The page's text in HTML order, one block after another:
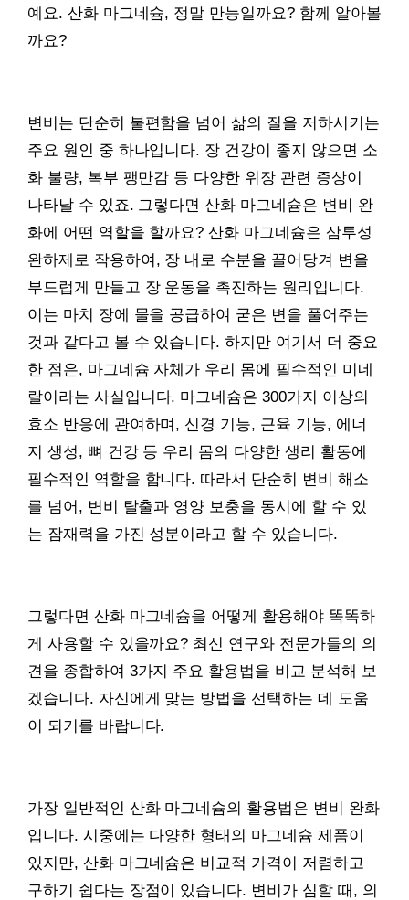
예요. 산화 마그네슘, 정말 만능일까요? 함께 알아볼
까요?
변비는 단순히 불편함을 넘어 삶의 질을 저하시키는
주요 원인 중 하나입니다. 장 건강이 좋지 않으면 소
화 불량, 복부 팽만감 등 다양한 위장 관련 증상이
나타날 수 있죠. 그렇다면 산화 마그네슘은 변비 완
화에 어떤 역할을 할까요? 산화 마그네슘은 삼투성
완하제로 작용하여, 장 내로 수분을 끌어당겨 변을
부드럽게 만들고 장 운동을 촉진하는 원리입니다.
이는 마치 장에 물을 공급하여 굳은 변을 풀어주는
것과 같다고 볼 수 있습니다. 하지만 여기서 더 중요
한 점은, 마그네슘 자체가 우리 몸에 필수적인 미네
랄이라는 사실입니다. 마그네슘은 300가지 이상의
효소 반응에 관여하며, 신경 기능, 근육 기능, 에너
지 생성, 뼈 건강 등 우리 몸의 다양한 생리 활동에
필수적인 역할을 합니다. 따라서 단순히 변비 해소
를 넘어, 변비 탈출과 영양 보충을 동시에 할 수 있
는 잠재력을 가진 성분이라고 할 수 있습니다.
그렇다면 산화 마그네슘을 어떻게 활용해야 똑똑하
게 사용할 수 있을까요? 최신 연구와 전문가들의 의
견을 종합하여 3가지 주요 활용법을 비교 분석해 보
겠습니다. 자신에게 맞는 방법을 선택하는 데 도움
이 되기를 바랍니다.
가장 일반적인 산화 마그네슘의 활용법은 변비 완화
입니다. 시중에는 다양한 형태의 마그네슘 제품이
있지만, 산화 마그네슘은 비교적 가격이 저렴하고
구하기 쉽다는 장점이 있습니다. 변비가 심할 때, 의